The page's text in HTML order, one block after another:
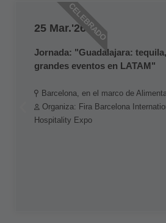
25 Mar.'26
Jornada: "Guadalajara:
grandes eventos en LATAM"
Barcelona, en el marco de
Organiza: Fira Barcelona
Hospitality Expo
CELEBRADO